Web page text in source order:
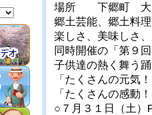
場所 下郷町 大
郷土芸能、郷土料
楽しさ、美味しさ
同時開催の「第９
子供達の熱く舞う
「たくさんの元気
「たくさんの感動
○７月３１日（土）